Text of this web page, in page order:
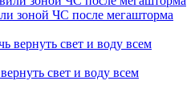
зоной ЧС после мегашторма
свет и воду всем